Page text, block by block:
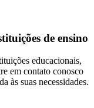
de ensino
educacionais,
em contato conosco
às suas necessidades.